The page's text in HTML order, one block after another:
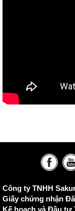
Công ty TNHH
Giấy chứng nhận
Kế hoạch và Đầu tư